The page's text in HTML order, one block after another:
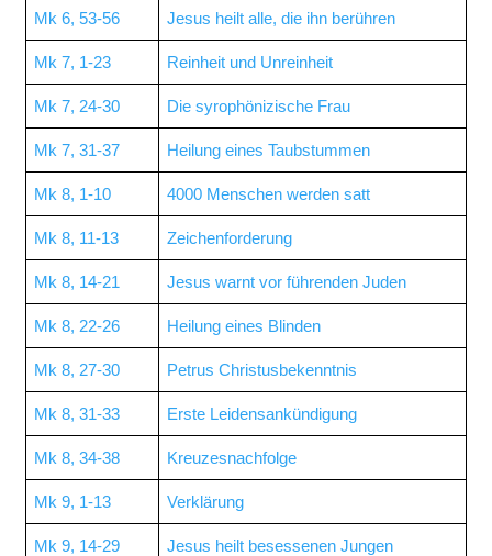
Mk 6, 53-56 Jesus heilt alle, die ihn berühren
Mk 7, 1-23 Reinheit und Unreinheit
Mk 7, 24-30 Die syrophönizische Frau
Mk 7, 31-37 Heilung eines Taubstummen
Mk 8, 1-10 4000 Menschen werden satt
Mk 8, 11-13 Zeichenforderung
Mk 8, 14-21 Jesus warnt vor führenden Juden
Mk 8, 22-26 Heilung eines Blinden
Mk 8, 27-30 Petrus Christusbekenntnis
Mk 8, 31-33 Erste Leidensankündigung
Mk 8, 34-38 Kreuzesnachfolge
Mk 9, 1-13 Verklärung
Mk 9, 14-29 Jesus heilt besessenen Jungen